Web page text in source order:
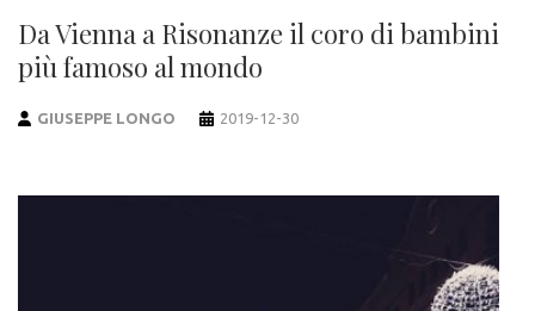
Da Vienna a Risonanze il coro di bambini
più famoso al mondo
GIUSEPPE LONGO 2019-12-30